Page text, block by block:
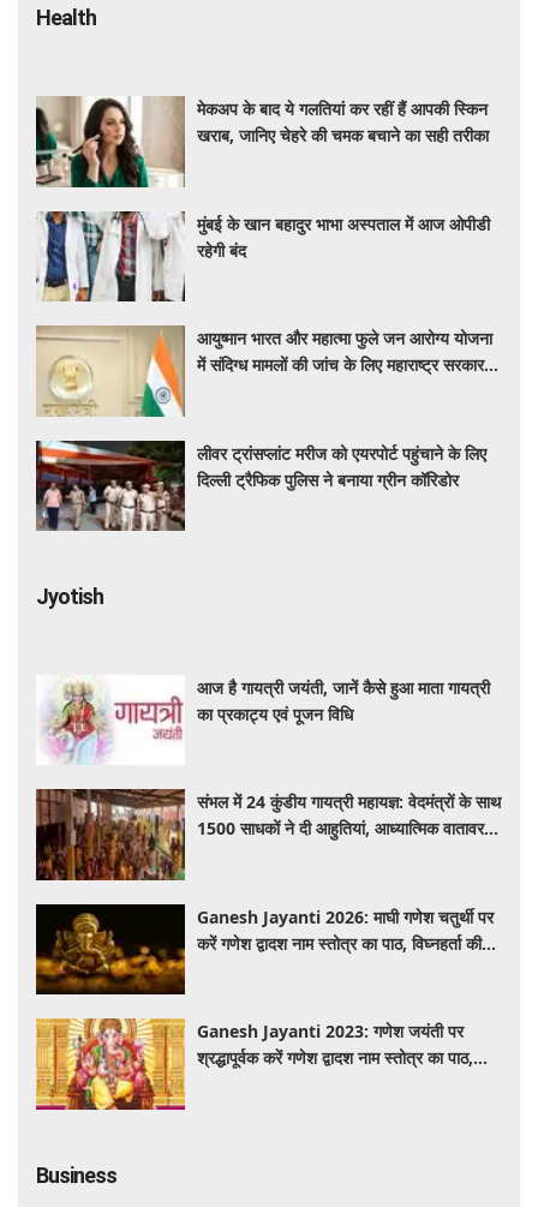
Health
मेकअप के बाद ये गलतियां कर रहीं हैं आपकी स्किन
खराब, जानिए चेहरे की चमक बचाने का सही तरीका
मुंबई के खान बहादुर भाभा अस्पताल में आज ओपीडी
रहेगी बंद
आयुष्मान भारत और महात्मा फुले जन आरोग्य योजना
में संदिग्ध मामलों की जांच के लिए महाराष्ट्र सरकार ने
लीवर ट्रांसप्लांट मरीज को एयरपोर्ट पहुंचाने के लिए
दिल्ली ट्रैफिक पुलिस ने बनाया ग्रीन कॉरिडोर
Jyotish
आज है गायत्री जयंती, जानें कैसे हुआ माता गायत्री
का प्रकाट्य एवं पूजन विधि
संभल में 24 कुंडीय गायत्री महायज्ञ: वेदमंत्रों के साथ
1500 साधकों ने दी आहुतियां, आध्यात्मिक वातावरण
Ganesh Jayanti 2026: माघी गणेश चतुर्थी पर
करें गणेश द्वादश नाम स्तोत्र का पाठ, विघ्नहर्ता की
Ganesh Jayanti 2023: गणेश जयंती पर
श्रद्धापूर्वक करें गणेश द्वादश नाम स्तोत्र का पाठ,
Business